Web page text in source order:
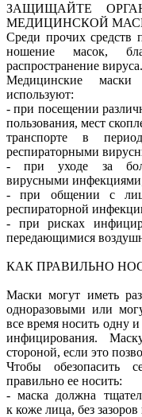
ЗАЩИЩАЙТЕ
МЕДИЦИНСКОЙ
Среди прочих средств
ношение масок,
распространение вируса.
Медицинские
используют:
- при посещении
пользования, мест
транспорте в
респираторными
- при уходе за
вирусными
- при общении с
респираторной
- при рисках
передающимися
КАК ПРАВИЛЬНО
Маски могут иметь
одноразовыми или
все время носить одну
инфицирования.
стороной, если это
Чтобы обезопасить
правильно ее носить:
- маска должна
к коже лица, без